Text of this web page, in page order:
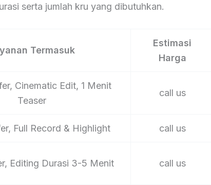
serta jumlah kru yang dibutuhkan.
Termasuk
Estimasi
Harga
Cinematic Edit, 1 Menit
Teaser
call us
Full Record & Highlight call us
Editing Durasi 3-5 Menit call us